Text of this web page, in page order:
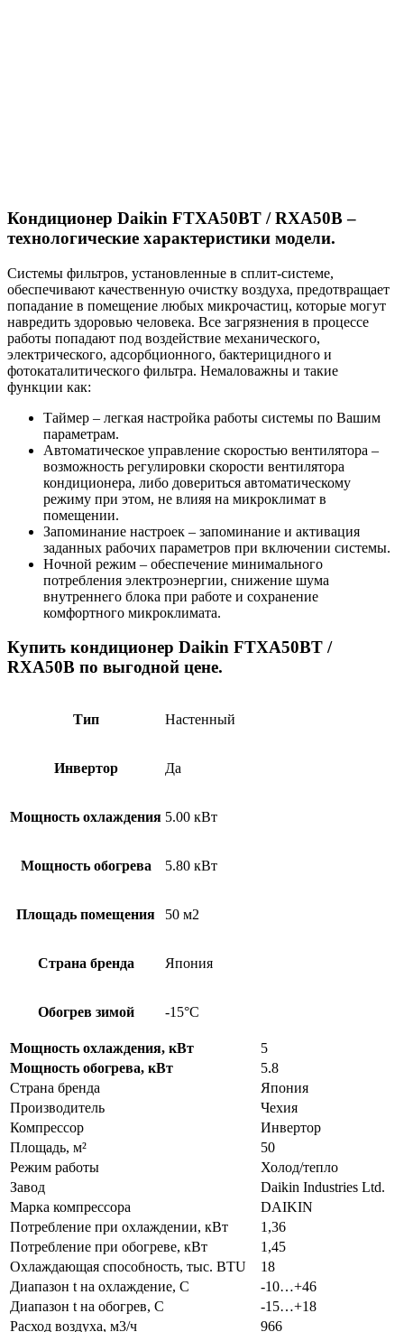
Кондиционер Daikin FTXA50BT / RXA50B –
технологические характеристики модели.
Системы фильтров, установленные в сплит-системе,
обеспечивают качественную очистку воздуха, предотвращает
попадание в помещение любых микрочастиц, которые могут
навредить здоровью человека. Все загрязнения в процессе
работы попадают под воздействие механического,
электрического, адсорбционного, бактерицидного и
фотокаталитического фильтра. Немаловажны и такие
функции как:
Таймер – легкая настройка работы системы по Вашим
параметрам.
Автоматическое управление скоростью вентилятора –
возможность регулировки скорости вентилятора
кондиционера, либо довериться автоматическому
режиму при этом, не влияя на микроклимат в
помещении.
Запоминание настроек – запоминание и активация
заданных рабочих параметров при включении системы.
Ночной режим – обеспечение минимального
потребления электроэнергии, снижение шума
внутреннего блока при работе и сохранение
комфортного микроклимата.
Купить кондиционер Daikin FTXA50BT /
RXA50B по выгодной цене.
Тип Настенный
Инвертор Да
Мощность охлаждения 5.00 кВт
Мощность обогрева 5.80 кВт
Площадь помещения 50 м2
Страна бренда Япония
Обогрев зимой -15°С
Мощность охлаждения, кВт
5
Мощность обогрева, кВт
5.8
Страна бренда
Япония
Производитель
Чехия
Компрессор
Инвертор
Площадь, м²
50
Режим работы
Холод/тепло
Завод
Daikin Industries Ltd.
Марка компрессора
DAIKIN
Потребление при охлаждении, кВт
1,36
Потребление при обогреве, кВт
1,45
Охлаждающая способность, тыс. BTU
18
Диапазон t на охлаждение, С
-10…+46
Диапазон t на обогрев, С
-15…+18
Расход воздуха, м3/ч
966